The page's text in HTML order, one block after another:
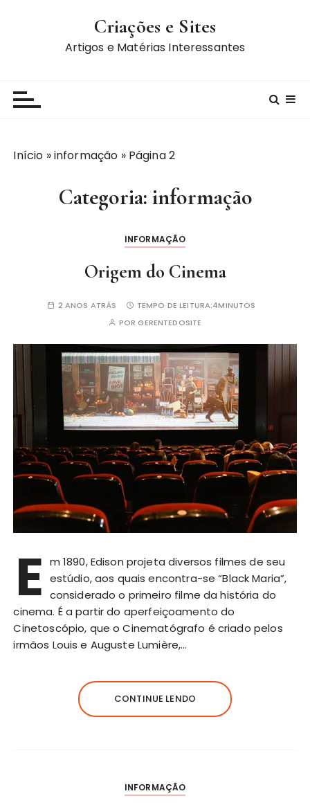
Criações e Sites
Artigos e Matérias Interessantes
Início »informação » Página 2
Categoria: informação
INFORMAÇÃO
Origem do Cinema
2 ANOS ATRÁS TEMPO DE LEITURA:4MINUTOS
PORGERENTEDOSITE
E m 1890, Edison projeta diversos filmes de seu
estúdio, aos quais encontra-se “Black Maria”,
considerado o primeiro filme da história do
cinema. É a partir do aperfeiçoamento do
Cinetoscópio, que o Cinematógrafo é criado pelos
irmãos Louis e Auguste Lumière,…
CONTINUE LENDO
INFORMAÇÃO